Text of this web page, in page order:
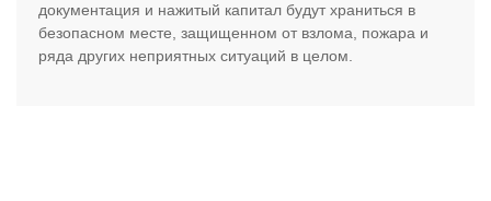
документация и нажитый капитал будут храниться в
безопасном месте, защищенном от взлома, пожара и
ряда других неприятных ситуаций в целом.